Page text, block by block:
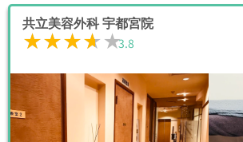
共立美容外科 宇都宮院
★★★★★
★★★★★3.8